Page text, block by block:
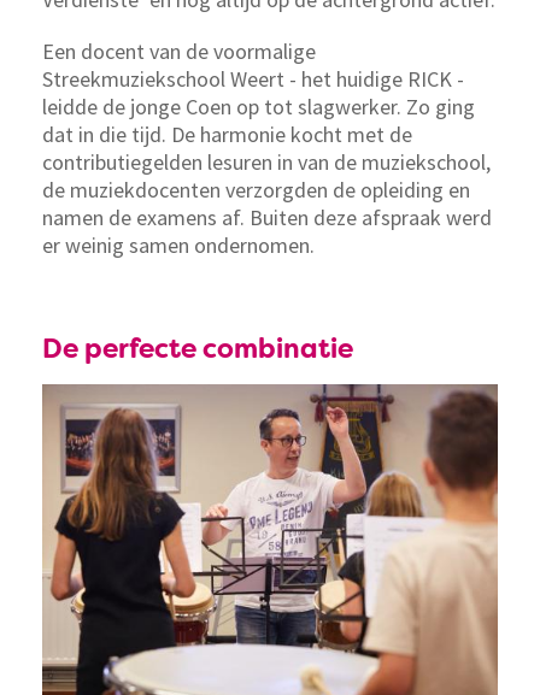
Een docent van de voormalige
Streekmuziekschool Weert - het huidige RICK -
leidde de jonge Coen op tot slagwerker. Zo ging
dat in die tijd. De harmonie kocht met de
contributiegelden lesuren in van de muziekschool,
de muziekdocenten verzorgden de opleiding en
namen de examens af. Buiten deze afspraak werd
er weinig samen ondernomen.
De perfecte combinatie